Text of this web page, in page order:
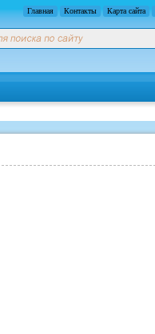
Главная Контакты Карта сайта